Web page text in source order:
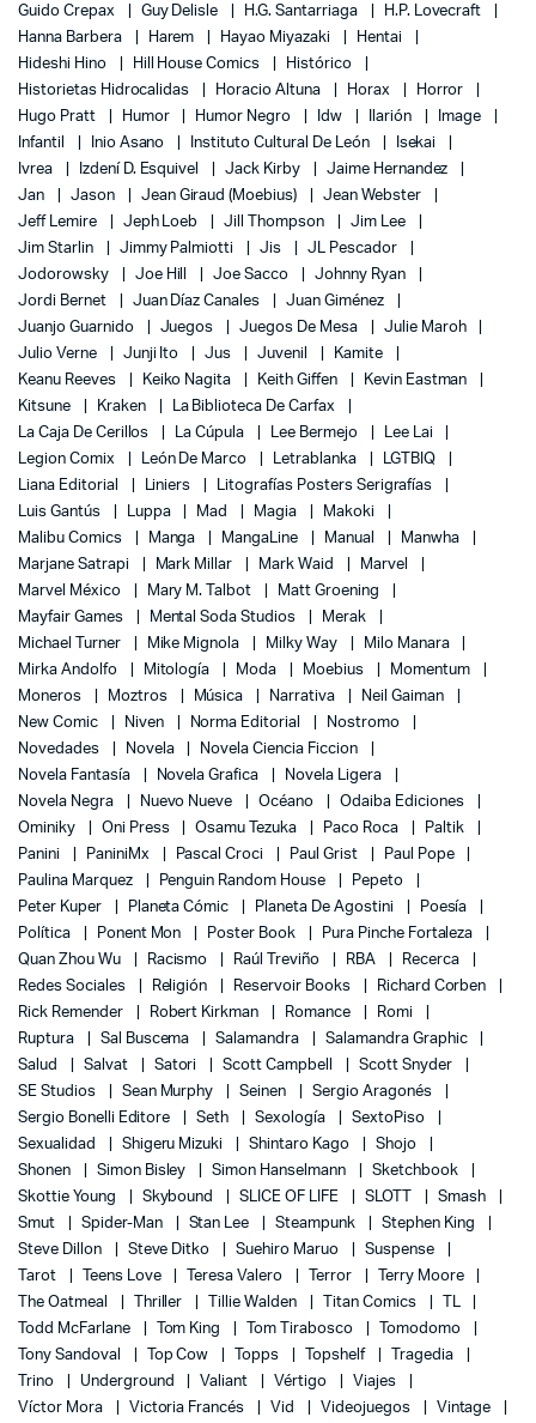
Guido Crepax
Guy Delisle H.G. Santarriaga
H.P. Lovecraft
Hanna Barbera
Harem Hayao Miyazaki
Hentai
Hideshi Hino
Hill House Comics
Histórico
Historietas Hidrocalidas
Horacio Altuna Horax
Horror
Hugo Pratt
Humor Humor Negro Idw Ilarión
Image
Infantil
Inio Asano Instituto Cultural De León
Isekai
Ivrea
Izdení D. Esquivel Jack Kirby
Jaime Hernandez
Jan
Jason Jean Giraud (Moebius)
Jean Webster
Jeff Lemire
Jeph Loeb Jill Thompson
Jim Lee
Jim Starlin
Jimmy Palmiotti Jis
JL Pescador
Jodorowsky
Joe Hill Joe Sacco
Johnny Ryan
Jordi Bernet
Juan Díaz Canales
Juan Giménez
Juanjo Guarnido
Juegos Juegos De Mesa
Julie Maroh
Julio Verne
Junji Ito Jus Juvenil
Kamite
Keanu Reeves
Keiko Nagita Keith Giffen
Kevin Eastman
Kitsune
Kraken
La Biblioteca De Carfax
La Caja De Cerillos
La Cúpula Lee Bermejo
Lee Lai
Legion Comix
León De Marco Letrablanka
LGTBIQ
Liana Editorial
Liniers
Litografías Posters Serigrafías
Luis Gantús
Luppa Mad Magia
Makoki
Malibu Comics
Manga MangaLine Manual
Manwha
Marjane Satrapi
Mark Millar Mark Waid
Marvel
Marvel México
Mary M. Talbot
Matt Groening
Mayfair Games
Mental Soda Studios
Merak
Michael Turner
Mike Mignola Milky Way
Milo Manara
Mirka Andolfo
Mitología Moda Moebius
Momentum
Moneros
Moztros Música Narrativa
Neil Gaiman
New Comic
Niven Norma Editorial
Nostromo
Novedades
Novela
Novela Ciencia Ficcion
Novela Fantasía
Novela Grafica
Novela Ligera
Novela Negra
Nuevo Nueve Océano
Odaiba Ediciones
Ominiky
Oni Press Osamu Tezuka Paco Roca
Paltik
Panini
PaniniMx Pascal Croci Paul Grist
Paul Pope
Paulina Marquez
Penguin Random House
Pepeto
Peter Kuper
Planeta Cómic Planeta De Agostini
Poesía
Política
Ponent Mon Poster Book
Pura Pinche Fortaleza
Quan Zhou Wu
Racismo Raúl Treviño RBA
Recerca
Redes Sociales
Religión Reservoir Books
Richard Corben
Rick Remender
Robert Kirkman Romance
Romi
Ruptura
Sal Buscema Salamandra
Salamandra Graphic
Salud
Salvat Satori Scott Campbell
Scott Snyder
SE Studios
Sean Murphy Seinen
Sergio Aragonés
Sergio Bonelli Editore
Seth Sexología
SextoPiso
Sexualidad
Shigeru Mizuki Shintaro Kago
Shojo
Shonen
Simon Bisley Simon Hanselmann
Sketchbook
Skottie Young
Skybound SLICE OF LIFE SLOTT
Smash
Smut
Spider-Man Stan Lee Steampunk
Stephen King
Steve Dillon
Steve Ditko Suehiro Maruo
Suspense
Tarot
Teens Love Teresa Valero Terror
Terry Moore
The Oatmeal
Thriller Tillie Walden Titan Comics
Todd McFarlane
Tom King Tom Tirabosco
Tomodomo
Tony Sandoval
Top Cow Topps Topshelf
Tragedia
Trino
Underground Valiant Vértigo
Viajes
Víctor Mora
Victoria Francés Vid Videojuegos Vintage